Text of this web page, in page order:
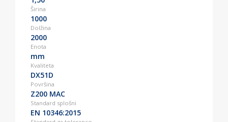
Širina
1000
Dolžina
2000
Enota
mm
Kvaliteta
DX51D
Površina
Z200 MAC
Standard splošni
EN 10346:2015